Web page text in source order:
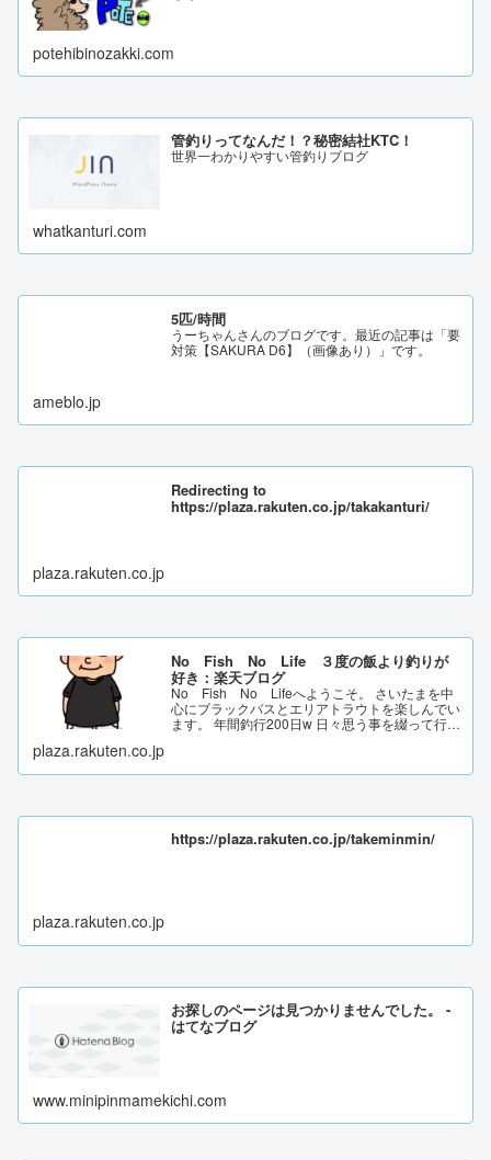
potehibinozakki.com
管釣りってなんだ！？秘密結社KTC！
世界一わかりやすい管釣りブログ
whatkanturi.com
5匹/時間
うーちゃんさんのブログです。最近の記事は「要
対策【SAKURA D6】（画像あり）」です。
ameblo.jp
Redirecting to
https://plaza.rakuten.co.jp/takakanturi/
plaza.rakuten.co.jp
No Fish No Life ３度の飯より釣りが
好き：楽天ブログ
No Fish No Lifeへようこそ。 さいたまを中
心にブラックバスとエリアトラウトを楽しんでい
ます。 年間釣行200日w 日々思う事を綴って行き
plaza.rakuten.co.jp
https://plaza.rakuten.co.jp/takeminmin/
plaza.rakuten.co.jp
お探しのページは見つかりませんでした。 -
はてなブログ
www.minipinmamekichi.com